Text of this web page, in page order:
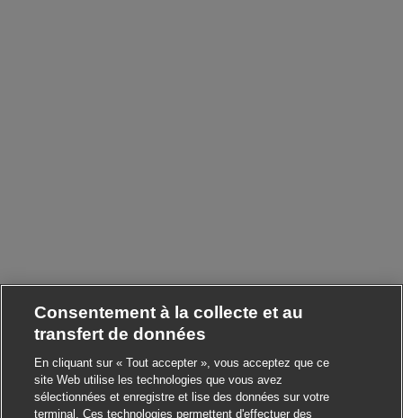
Consentement à la collecte et au
transfert de données
En cliquant sur « Tout accepter », vous acceptez que ce
site Web utilise les technologies que vous avez
sélectionnées et enregistre et lise des données sur votre
terminal. Ces technologies permettent d'effectuer des